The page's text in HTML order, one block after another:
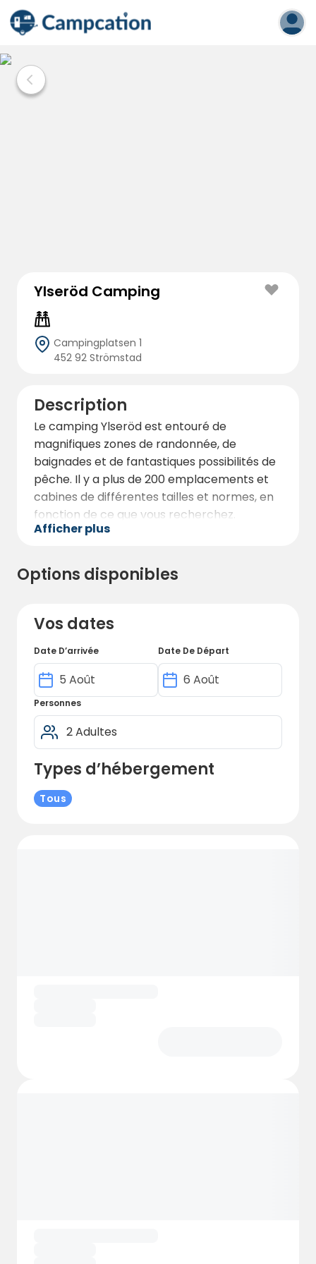
Ylseröd Camping
Campingplatsen 1
452 92 Strömstad
Description
Le camping Ylseröd est entouré de
magnifiques zones de randonnée, de
baignades et de fantastiques possibilités de
pêche. Il y a plus de 200 emplacements et
cabines de différentes tailles et normes, en
fonction de ce que vous recherchez.
Le camping est situé à environ 7 km au nord
Les bâtiments de service du site offrent des
Afficher plus
Options disponibles
Vos dates
Date D’arrivée Date De Départ
Personnes
Types d’hébergement
Tous